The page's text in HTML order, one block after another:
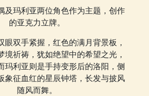
及玛利亚两位角色作为主题，创作
的亚克力立牌。
眼双手紧握，红色的满月背景板，
境祈祷，犹如绝望中的希望之光，
玛利亚则是手持变形后的洛阳，侧
象征血红的星辰钟塔，长发与披风
随风而舞。